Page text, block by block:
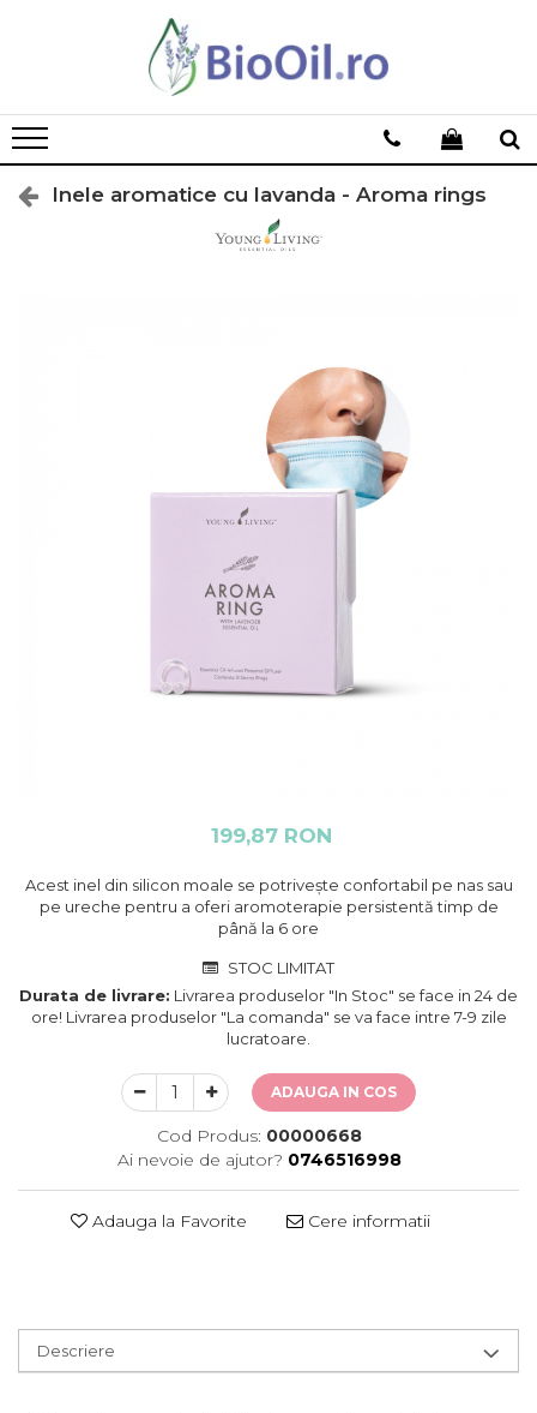
Inele aromatice cu lavanda - Aroma rings
199,87 RON
Acest inel din silicon moale se potrivește confortabil pe nas sau
pe ureche pentru a oferi aromoterapie persistentă timp de
până la 6 ore
STOC LIMITAT
Durata de livrare: Livrarea produselor "In Stoc" se face in 24 de
ore! Livrarea produselor "La comanda" se va face intre 7-9 zile
lucratoare.
ADAUGA IN COS
Cod Produs: 00000668
Ai nevoie de ajutor? 0746516998
Adauga la Favorite Cere informatii
Descriere